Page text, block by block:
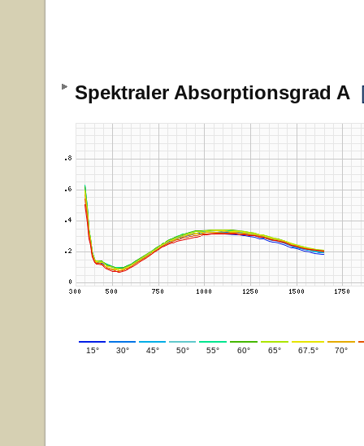
Spektraler Absorptionsgrad A
15° 30° 45° 50° 55° 60° 65° 67.5° 70°